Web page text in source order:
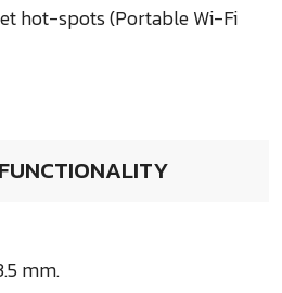
hot-spots (Portable Wi-Fi
mm.